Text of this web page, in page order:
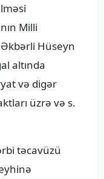
Milli
Əkbərli Hüseyn
altında
və digər
üzrə və s.
təcavüzü